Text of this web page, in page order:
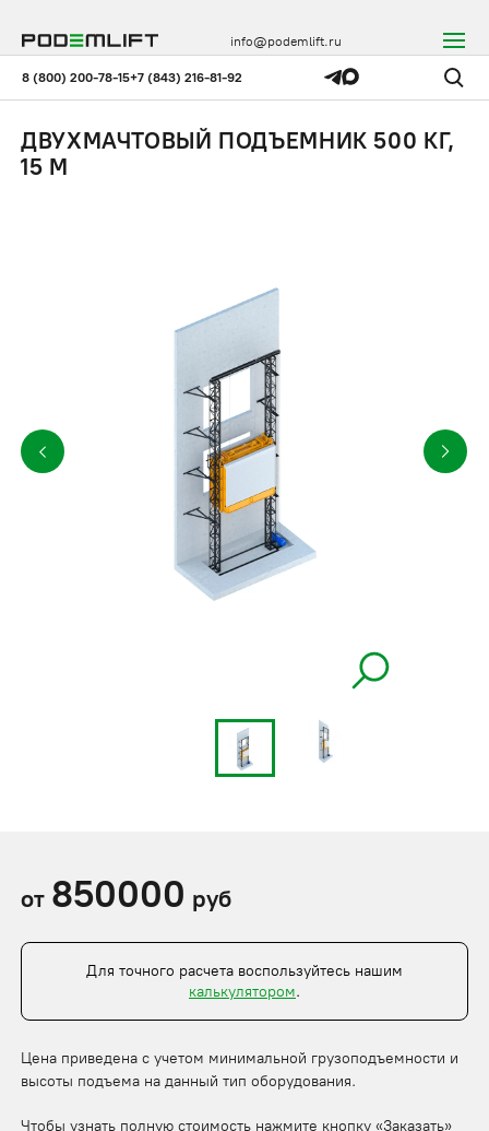
8 (800) 200-78-15+7 (843) 216-81-92
info@podemlift.ru
ДВУХМАЧТОВЫЙ ПОДЪЕМНИК 500 КГ,
15 М
от 850000 руб
Для точного расчета воспользуйтесь нашим
калькулятором.
Цена приведена с учетом минимальной грузоподъемности и
высоты подъема на данный тип оборудования.
Чтобы узнать полную стоимость нажмите кнопку «Заказать»